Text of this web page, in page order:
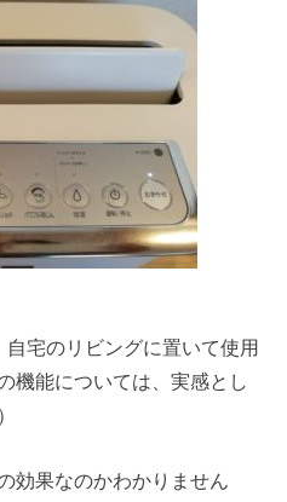
自宅のリビングに置いて使用
機能については、実感とし
効果なのかわかりません